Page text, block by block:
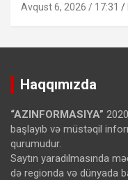
Avqust 6, 2026 / 17:31
Haqqımızda
“AZINFORMASIYA”
başlayıb və müstəqil
qurumudur.
Saytın yaradılmasında
də regionda və dünyada